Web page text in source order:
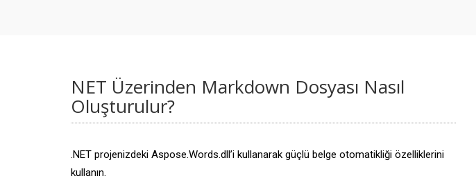
NET Üzerinden Markdown Dosyası Nasıl
Oluşturulur?
.NET projenizdeki Aspose.Words.dll’i kullanarak güçlü belge otomatikliği özelliklerini
kullanın.